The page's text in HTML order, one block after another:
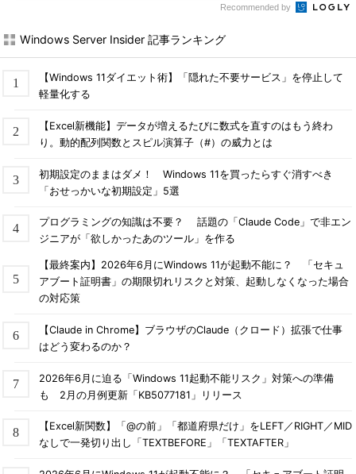
（7）必ずパスワードの再入力が求め
入力してログインする。
▼
Googleの2段階認証を有効にする（8/
ここからが本来の2段階認証の設定だ。
下にスクロールして「スマートフォンの
設定」という見出しを見つけておく。
Recommended by
Windows Server Insider 記事ランキング
【Windows 11ダイエット術】「隠れた不要サービス」を停止して
軽量化する
【Excel新機能】データが増えるたびに数式を直すのはもう終わ
り。動的配列関数とスピル演算子（#）の威力とは
初期設定のままはダメ！ Windows 11を買ったらすぐ消すべき
「おせっかいな初期設定」5選
プログラミングの知識は不要？ 話題の「Claude Code」で非エン
ジニアが「欲しかったあのツール」を作る
【最終案内】2026年6月にWindows 11が起動不能に？ 「セキュ
アブート証明書」の期限切れリスクと対策、起動しなくなった場合
の対応策
【Claude in Chrome】ブラウザのClaude（クロード）拡張で仕事
はどう変わるのか？
2026年6月に迫る「Windows 11起動不能リスク」対策への準備
も 2月の月例更新「KB5077181」リリース
【Excel新関数】「@の前」「都道府県だけ」をLEFT／RIGHT／MID
なしで一発切り出し「TEXTBEFORE」「TEXTAFTER」